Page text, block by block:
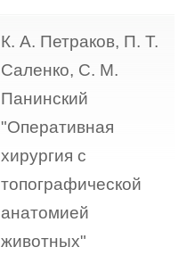
К. А. Петраков, П. Т.
Саленко, С. М.
Панинский
"Оперативная
хирургия с
топографической
анатомией
животных"